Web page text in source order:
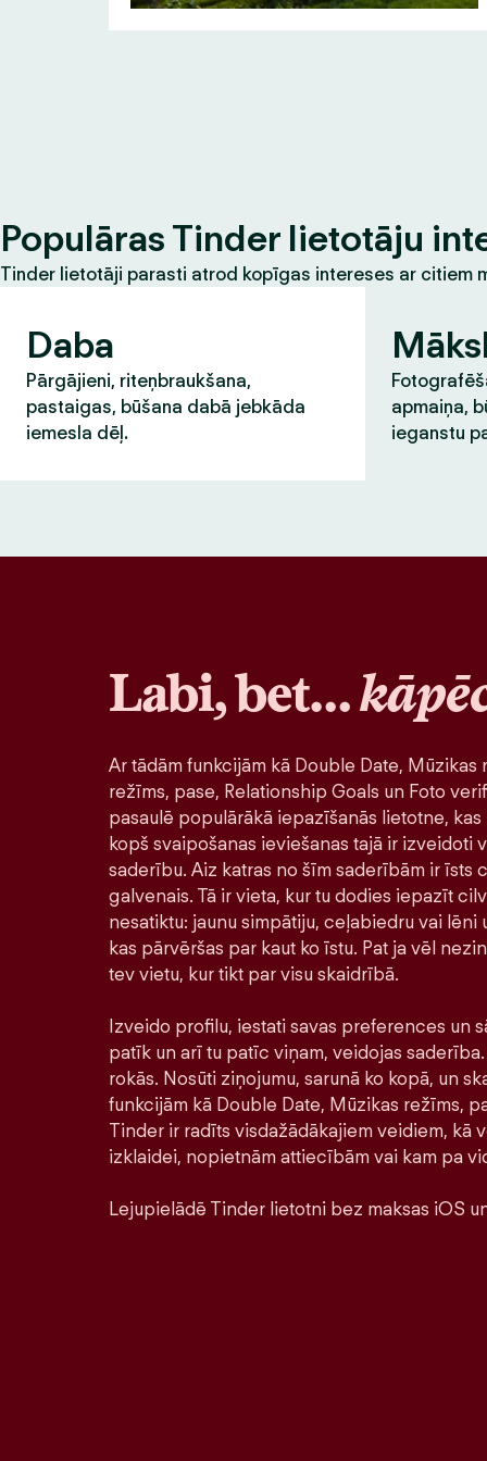
Populāras Tinder lietotāju
Tinder lietotāji parasti atrod kopīgas intereses ar citiem
Daba
Pārgājieni, riteņbraukšana,
pastaigas, būšana dabā jebkāda
iemesla dēļ.
apmaiņa,
ieganstu
Labi, bet…
Ar tādām funkcijām kā Double Date, Mūzikas
režīms, pase, Relationship Goals un Foto
pasaulē populārākā iepazīšanās lietotne,
kopš svaipošanas ieviešanas tajā ir izveidoti
saderību. Aiz katras no šīm saderībām ir īsts
galvenais. Tā ir vieta, kur tu dodies iepazīt
nesatiktu: jaunu simpātiju, ceļabiedru vai
kas pārvēršas par kaut ko īstu. Pat ja vēl
tev vietu, kur tikt par visu skaidrībā.
Izveido profilu, iestati savas preferences un
patīk un arī tu patīc viņam, veidojas
rokās. Nosūti ziņojumu, sarunā ko kopā, un
funkcijām kā Double Date, Mūzikas režīms,
Tinder ir radīts visdažādākajiem veidiem, kā
izklaidei, nopietnām attiecībām vai kam pa
Lejupielādē Tinder lietotni bez maksas iOS